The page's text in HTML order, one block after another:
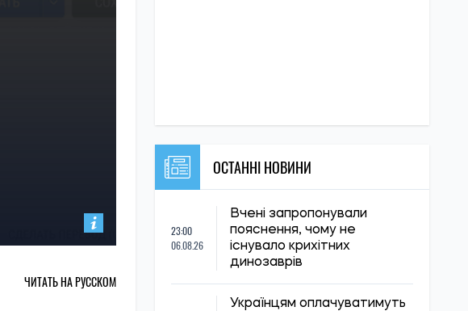
ЧИТАТЬ НА РУССКОМ
ОСТАННІ НОВИНИ
23:00
06.08.26
Вчені запропонували
пояснення, чому не
існувало крихітних
динозаврів
Українцям оплачуватимуть